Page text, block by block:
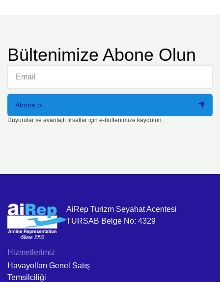
Bültenimize Abone Olun
Abone ol
Duyurular ve avantajlı fırsatlar için e-bültenimize kaydolun.
AiRep Turizm Seyahat Acentesi
TURSAB Belge No: 4329
Hizmetlerimiz
Havayolları Genel Satış
Temsilciliği